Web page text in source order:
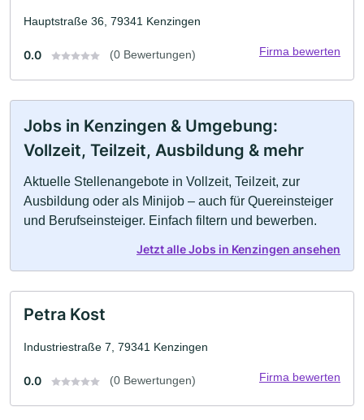
Hauptstraße 36, 79341 Kenzingen
0.0 (0 Bewertungen) Firma bewerten
Jobs in Kenzingen & Umgebung:
Vollzeit, Teilzeit, Ausbildung & mehr
Aktuelle Stellenangebote in Vollzeit, Teilzeit, zur
Ausbildung oder als Minijob – auch für Quereinsteiger
und Berufseinsteiger. Einfach filtern und bewerben.
Jetzt alle Jobs in Kenzingen ansehen
Petra Kost
Industriestraße 7, 79341 Kenzingen
0.0 (0 Bewertungen) Firma bewerten